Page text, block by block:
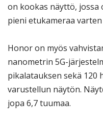
on kookas näyttö, jossa
pieni etukameraa
Honor on myös
nanometrin 5G-
pikalatauksen sekä 120
varustellun näytön.
jopa 6,7 tuumaa.